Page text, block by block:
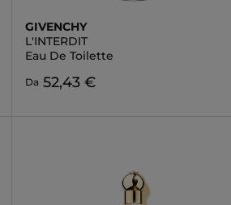
GIVENCHY
L'INTERDIT
Eau De Toilette
Da 52,43 €